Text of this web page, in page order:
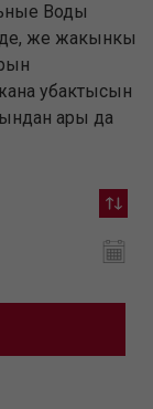
Воды
же жакынкы
убактысын
ары да